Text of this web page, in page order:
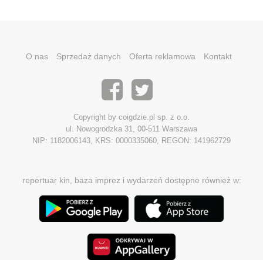
O nas Sprzedaż danych Oferta reklamowa Kontakt
Copyright by coigdzie.pl sp. z o.o.
ul. Nowogrodzka 31, 00-511 Warszawa
NIP: 1182006143, KRS: 0000335060, REGON: 141962729
repertuar kin, baza imprez i wydarzeń dostępne również w: